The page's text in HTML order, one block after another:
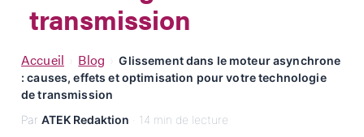
Nom
Nom de l'entreprise
transmission
Accueil Blog
Glissement dans le moteur asynchrone
: causes, effets et optimisation pour votre technologie
de transmission
Par ATEK Redaktion · 14 min de lecture